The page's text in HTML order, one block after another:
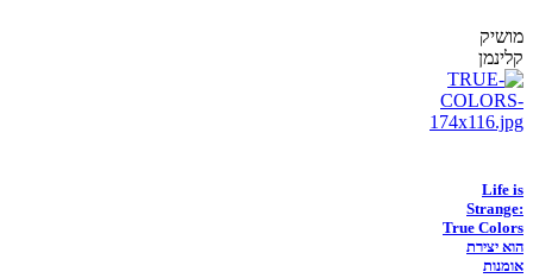
מושיק
קלינמן
Life is
Strange:
True Colors
הוא יצירת
אומנות